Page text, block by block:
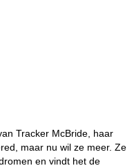
Tracker McBride, haar
maar nu wil ze meer. Ze
en vindt het de